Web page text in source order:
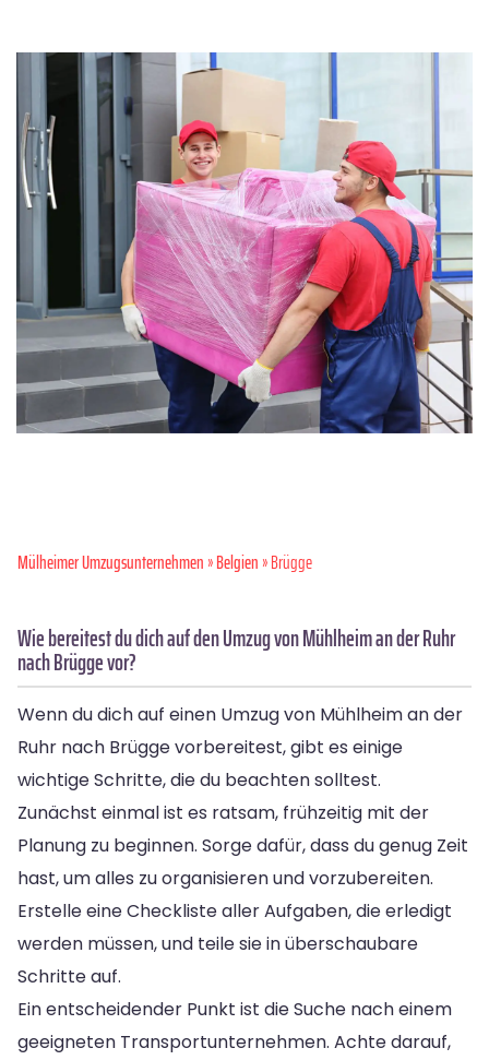
Mülheimer Umzugsunternehmen»Belgien» Brügge
Wie bereitest du dich auf den Umzug von Mühlheim an der Ruhr
nach Brügge vor?
Wenn du dich auf einen Umzug von Mühlheim an der
Ruhr nach Brügge vorbereitest, gibt es einige
wichtige Schritte, die du beachten solltest.
Zunächst einmal ist es ratsam, frühzeitig mit der
Planung zu beginnen. Sorge dafür, dass du genug Zeit
hast, um alles zu organisieren und vorzubereiten.
Erstelle eine Checkliste aller Aufgaben, die erledigt
werden müssen, und teile sie in überschaubare
Schritte auf.
Ein entscheidender Punkt ist die Suche nach einem
geeigneten Transportunternehmen. Achte darauf,